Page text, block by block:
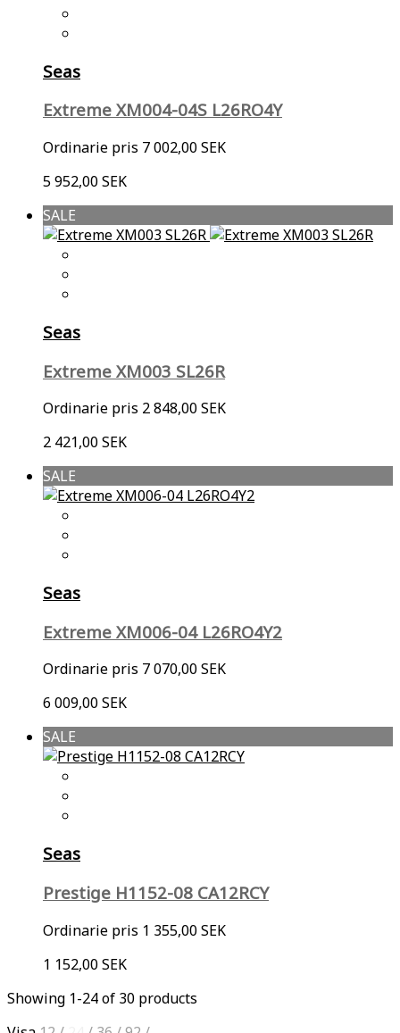
Seas
Extreme XM004-04S L26RO4Y
Ordinarie pris 7 002,00 SEK
5 952,00 SEK
SALE
Seas
Extreme XM003 SL26R
Ordinarie pris 2 848,00 SEK
2 421,00 SEK
SALE
Seas
Extreme XM006-04 L26RO4Y2
Ordinarie pris 7 070,00 SEK
6 009,00 SEK
SALE
Seas
Prestige H1152-08 CA12RCY
Ordinarie pris 1 355,00 SEK
1 152,00 SEK
Showing 1-24 of 30 products